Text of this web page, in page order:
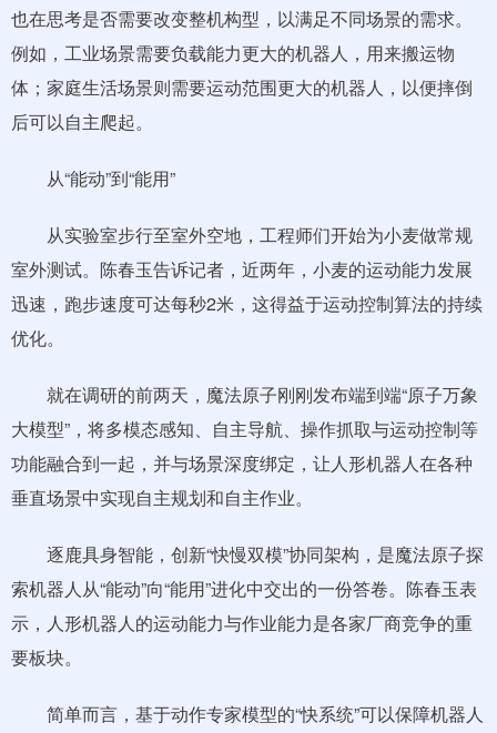
也在思考是否需要改变整机构型，以满足不同场景的需求。
例如，工业场景需要负载能力更大的机器人，用来搬运物
体；家庭生活场景则需要运动范围更大的机器人，以便摔倒
后可以自主爬起。
从“能动”到“能用”
从实验室步行至室外空地，工程师们开始为小麦做常规
室外测试。陈春玉告诉记者，近两年，小麦的运动能力发展
迅速，跑步速度可达每秒2米，这得益于运动控制算法的持续
优化。
就在调研的前两天，魔法原子刚刚发布端到端“原子万象
大模型”，将多模态感知、自主导航、操作抓取与运动控制等
功能融合到一起，并与场景深度绑定，让人形机器人在各种
垂直场景中实现自主规划和自主作业。
逐鹿具身智能，创新“快慢双模”协同架构，是魔法原子探
索机器人从“能动”向“能用”进化中交出的一份答卷。陈春玉表
示，人形机器人的运动能力与作业能力是各家厂商竞争的重
要板块。
简单而言，基于动作专家模型的“快系统”可以保障机器人